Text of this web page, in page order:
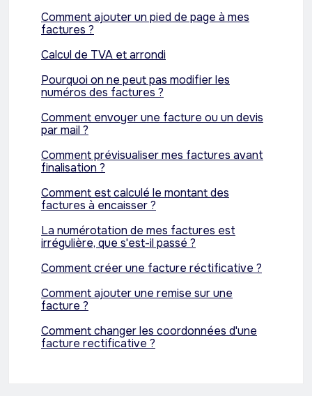
Comment ajouter un pied de page à mes
factures ?
Calcul de TVA et arrondi
Pourquoi on ne peut pas modifier les
numéros des factures ?
Comment envoyer une facture ou un devis
par mail ?
Comment prévisualiser mes factures avant
finalisation ?
Comment est calculé le montant des
factures à encaisser ?
La numérotation de mes factures est
irrégulière, que s'est-il passé ?
Comment créer une facture réctificative ?
Comment ajouter une remise sur une
facture ?
Comment changer les coordonnées d'une
facture rectificative ?